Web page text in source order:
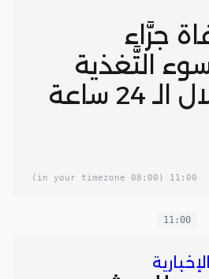
جرَّاء
التَّغذية
في غزَّة خلال الـ 24 ساعة
11:00
(08:00 in your timezone)
11:00